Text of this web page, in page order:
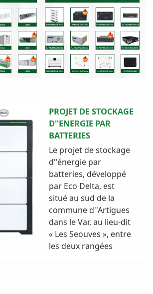
PROJET DE STOCKAGE
D''ENERGIE PAR
BATTERIES
Le projet de stockage
d''énergie par
batteries, développé
par Eco Delta, est
situé au sud de la
commune d''Artigues
dans le Var, au lieu-dit
« Les Seouves », entre
les deux rangées